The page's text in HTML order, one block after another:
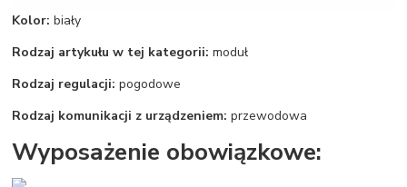
Kolor: biały
Rodzaj artykułu w tej kategorii: moduł
Rodzaj regulacji: pogodowe
Rodzaj komunikacji z urządzeniem: przewodowa
Wyposażenie obowiązkowe: